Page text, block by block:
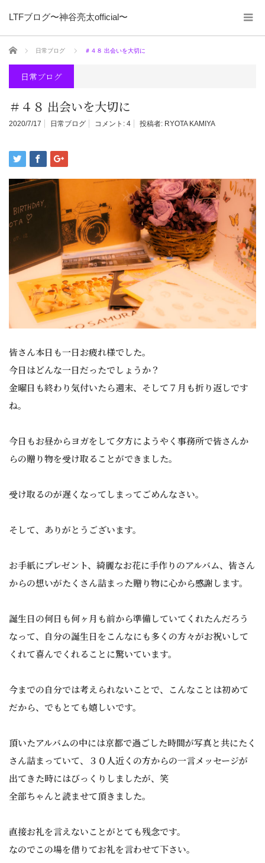
LTFブログ〜神谷亮太official〜
ホーム 日常ブログ ＃４８ 出会いを大切に
日常ブログ
＃４８ 出会いを大切に
2020/7/17 日常ブログ コメント: 4 投稿者: RYOTA KAMIYA
皆さん本日も一日お疲れ様でした。
今日はどんな一日だったでしょうか？
金曜日も終わり気付いたら週末、そして７月も折り返しです
ね。
今日もお昼からヨガをして夕方にようやく事務所で皆さんか
らの贈り物を受け取ることができました。
受け取るのが遅くなってしまってごめんなさい。
そして、ありがとうございます。
お手紙にプレゼント、綺麗なお花に手作りのアルバム、皆さん
からの想いがたくさん詰まった贈り物に心から感謝します。
誕生日の何日も何ヶ月も前から準備していてくれたんだろう
なって、自分の誕生日をこんなにも多くの方々がお祝いして
くれて喜んでくれることに驚いています。
今までの自分では考えられないことで、こんなことは初めて
だから、でもとても嬉しいです。
頂いたアルバムの中には京都で過ごした時間が写真と共にたく
さん詰まっていて、３０人近くの方からの一言メッセージが
出てきた時にはびっくりしましたが、笑
全部ちゃんと読ませて頂きました。
直接お礼を言えないことがとても残念です。
なのでこの場を借りてお礼を言わせて下さい。